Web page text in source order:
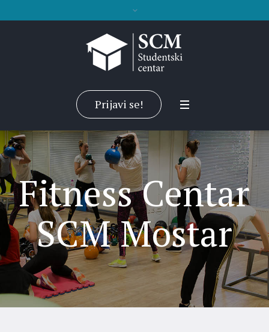
Prijavi se!
Fitness Centar
SCM Mostar